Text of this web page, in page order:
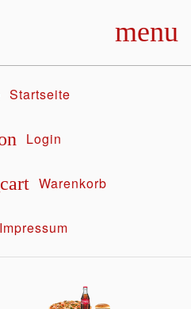
menu
Startseite
Login
Warenkorb
Impressum